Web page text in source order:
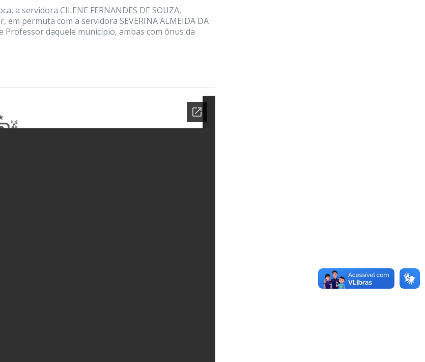
a servidora CILENE FERNANDES DE SOUZA,
permuta com a servidora SEVERINA ALMEIDA DA
Professor daquele município, ambas com ônus da